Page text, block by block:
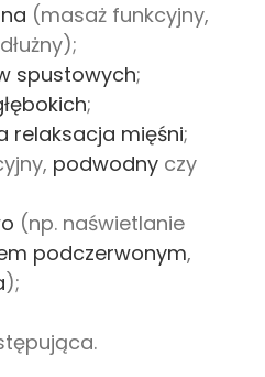
(masaż funkcyjny,
spustowych;
;
relaksacja mięśni;
podwodny czy
(np. naświetlanie
podczerwonym,
);